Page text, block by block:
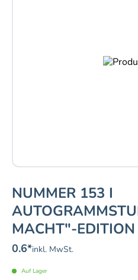
NUMMER 153 I
MACHT"-EDITION
0.6*inkl. MwSt.
Auf Lager